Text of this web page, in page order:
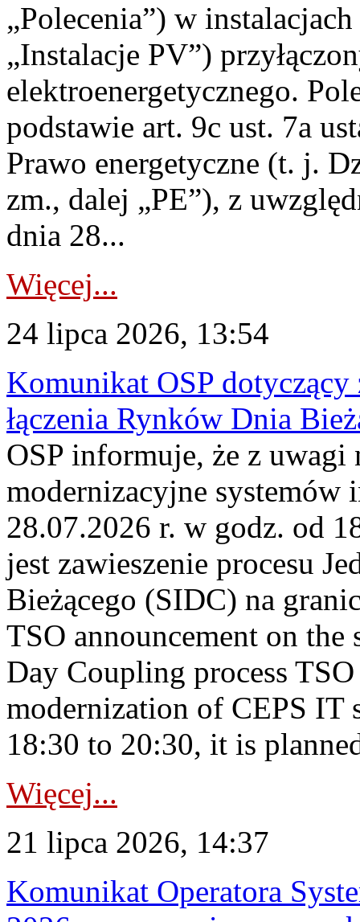
„Polecenia”) w
„Instalacje PV”)
elektroenergetycznego.
podstawie art. 9c ust. 7a
Prawo energetyczne (t. j.
zm., dalej „PE”), z
dnia 28...
Więcej...
24 lipca 2026, 13:54
Komunikat OSP dotyczący
łączenia Rynków Dnia
OSP informuje, że z uwagi
modernizacyjne
28.07.2026 r. w godz. od
jest zawieszenie procesu
Bieżącego (SIDC) na
TSO announcement on
Day Coupling process
modernization of CEPS IT
18:30 to 20:30, it is
Więcej...
21 lipca 2026, 14:37
Komunikat Operatora